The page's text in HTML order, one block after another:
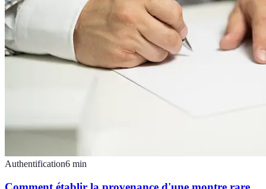
Authentification6 min